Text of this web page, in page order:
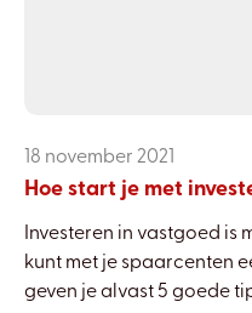
18 november 2021
Hoe start je met
Investeren in vastgoed is
kunt met je spaarcenten
geven je alvast 5 goede